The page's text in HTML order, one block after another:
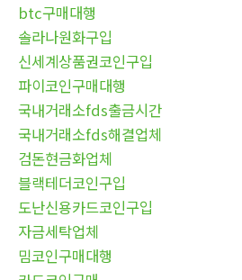
btc구매대행
솔라나원화구입
신세계상품권코인구입
파이코인구매대행
국내거래소fds출금시간
국내거래소fds해결업체
검돈현금화업체
블랙테더코인구입
도난신용카드코인구입
자금세탁업체
밈코인구매대행